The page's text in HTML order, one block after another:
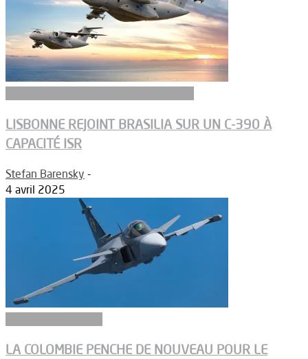
LISBONNE REJOINT BRASILIA SUR UN C-390 À
CAPACITÉ ISR
Stefan Barensky -
4 avril 2025
LA COLOMBIE PENCHE DE NOUVEAU POUR LE